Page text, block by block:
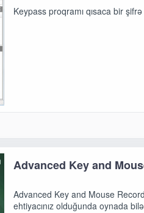
Keypass proqramı qısaca bir
Advanced Key and
Advanced Key and Mouse
ehtiyacınız olduğunda oynada